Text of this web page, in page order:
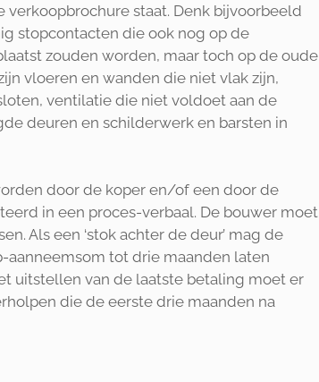
staat. Denk bijvoorbeeld
stopcontacten die ook nog op de
zouden worden, maar toch op de oude
vloeren en wanden die niet vlak zijn,
ventilatie die niet voldoet aan de
deuren en schilderwerk en barsten in
door de koper en/of een door de
in een proces-verbaal. De bouwer moet
Als een ‘stok achter de deur’ mag de
aanneemsom tot drie maanden laten
uitstellen van de laatste betaling moet er
die de eerste drie maanden na